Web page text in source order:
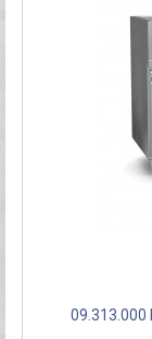
09.313.000